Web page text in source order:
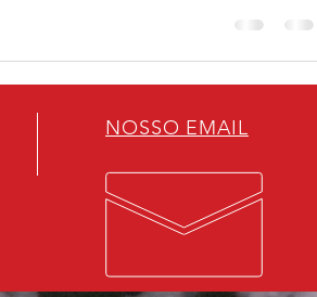
NOSSO EMAIL